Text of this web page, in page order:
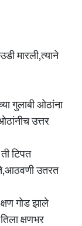
मारली,त्याने
गुलाबी ओठांना
उत्तर
टिपत
उतरत
गोड झाले
क्षणभर